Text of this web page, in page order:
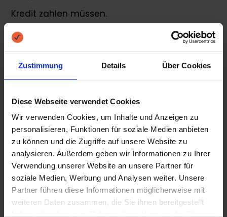
Zustimmung Details Über Cookies
Diese Webseite verwendet Cookies
Wir verwenden Cookies, um Inhalte und Anzeigen zu
personalisieren, Funktionen für soziale Medien anbieten
zu können und die Zugriffe auf unsere Website zu
analysieren. Außerdem geben wir Informationen zu Ihrer
Verwendung unserer Website an unsere Partner für
soziale Medien, Werbung und Analysen weiter. Unsere
Partner führen diese Informationen möglicherweise mit
weiteren Daten zusammen, die Sie ihnen bereitgestellt
Kredit zahlen müssen.
Üblicherweise wird die Bonitätseinstufung als
Score oder Rating angegeben. Dieses Rating
bzw. dieser Score ist für die Bank
ausschlaggebend für die
Kreditentscheidung. Eine schlechte
Bonitätseinstufung aufgrund einer negativen
Bonität bzw. einem schlechten Ranking kann -
wie bereits kurz erwähnt - dazu führen, dass
Sie nicht den gewünschten Kredit bekommen